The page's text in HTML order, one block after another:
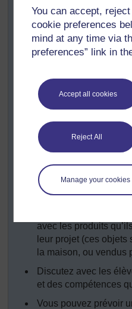
You can accept,
cookie preferences
mind at any time via
preferences” link in
Accept all cookies
Reject All
Manage your cookies
tout en étant
familles. Décidez
idées à réaliser. Ce
fabriquer des paniers,
plastique pour le
vous pouvez faire
deux projets choisis.
aider lorsqu’ils
rassembleront les
et les autres
vous aider et vous
devez faire.
avec les produits
leur projet (ces objets
la maison, ou vendus
Discutez avec les
et des compétences
Vous pouvez prévoir